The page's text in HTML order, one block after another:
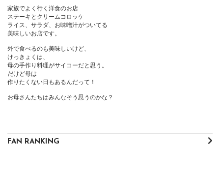
家族でよく行く洋食のお店
ステーキとクリームコロッケ
ライス、サラダ、お味噌汁がついてる
美味しいお店です。
外で食べるのも美味しいけど、
けっきょくは、
母の手作り料理がサイコーだと思う。
だけど母は
作りたくない日もあるんだって！
お母さんたちはみんなそう思うのかな？
FAN RANKING